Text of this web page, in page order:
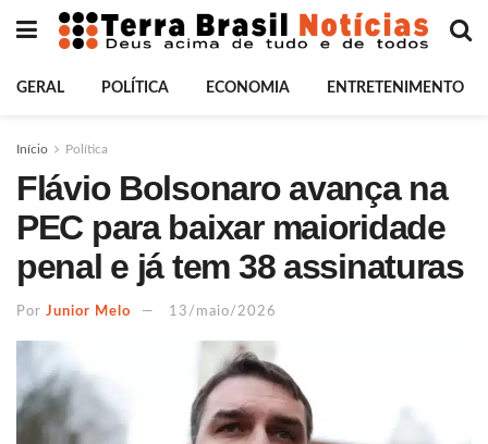
GERAL POLÍTICA ECONOMIA ENTRETENIMENTO
Início Política
Flávio Bolsonaro avança na
PEC para baixar maioridade
penal e já tem 38 assinaturas
Por Junior Melo 13/maio/2026